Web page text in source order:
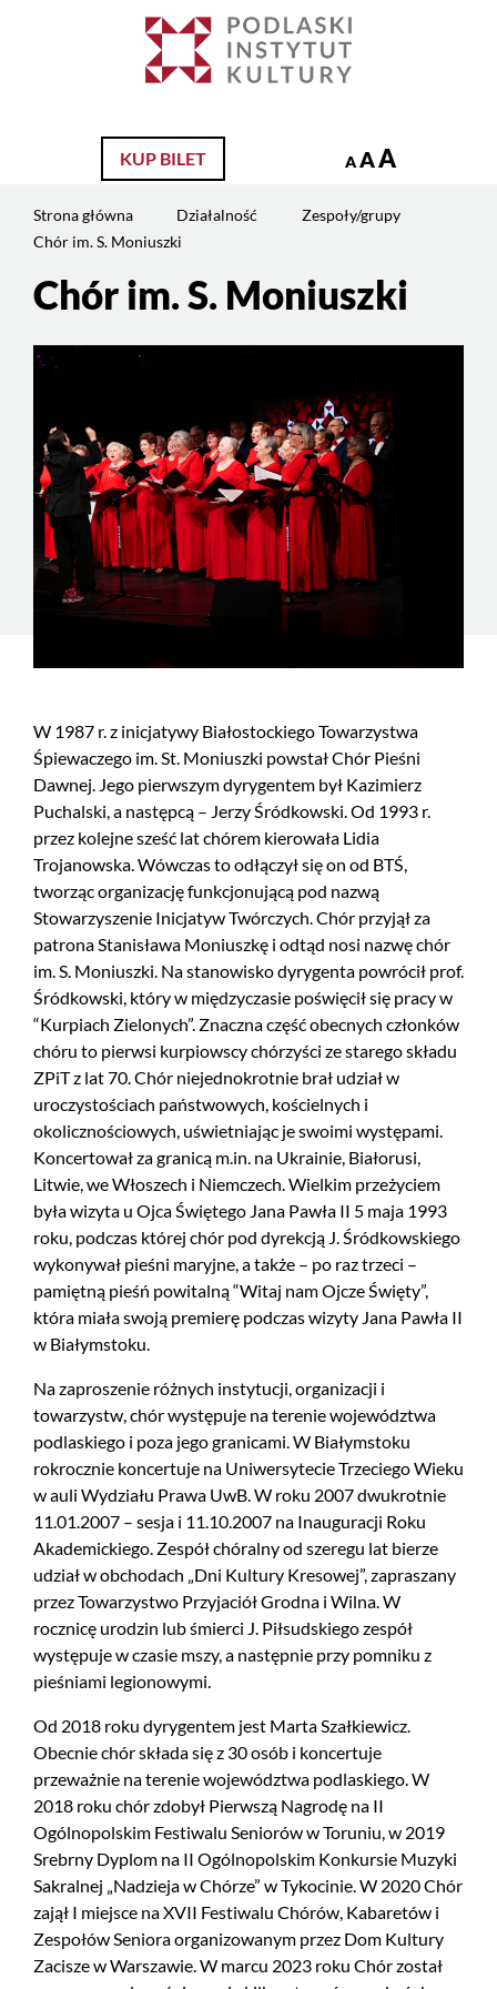
KUP BILET A AA
Strona główna Działalność
Zespoły/grupy
Chór im. S. Moniuszki
Treść
stronyChór im. S. Moniuszki
W 1987 r. z inicjatywy Białostockiego Towarzystwa
Śpiewaczego im. St. Moniuszki powstał Chór Pieśni
Dawnej. Jego pierwszym dyrygentem był Kazimierz
Puchalski, a następcą – Jerzy Śródkowski. Od 1993 r.
przez kolejne sześć lat chórem kierowała Lidia
Trojanowska. Wówczas to odłączył się on od BTŚ,
tworząc organizację funkcjonującą pod nazwą
Stowarzyszenie Inicjatyw Twórczych. Chór przyjął za
patrona Stanisława Moniuszkę i odtąd nosi nazwę chór
im. S. Moniuszki. Na stanowisko dyrygenta powrócił prof.
Śródkowski, który w międzyczasie poświęcił się pracy w
“Kurpiach Zielonych”. Znaczna część obecnych członków
chóru to pierwsi kurpiowscy chórzyści ze starego składu
ZPiT z lat 70. Chór niejednokrotnie brał udział w
uroczystościach państwowych, kościelnych i
okolicznościowych, uświetniając je swoimi występami.
Koncertował za granicą m.in. na Ukrainie, Białorusi,
Litwie, we Włoszech i Niemczech. Wielkim przeżyciem
była wizyta u Ojca Świętego Jana Pawła II 5 maja 1993
roku, podczas której chór pod dyrekcją J. Śródkowskiego
wykonywał pieśni maryjne, a także – po raz trzeci –
pamiętną pieśń powitalną “Witaj nam Ojcze Święty”,
która miała swoją premierę podczas wizyty Jana Pawła II
w Białymstoku.
Na zaproszenie różnych instytucji, organizacji i
towarzystw, chór występuje na terenie województwa
podlaskiego i poza jego granicami. W Białymstoku
rokrocznie koncertuje na Uniwersytecie Trzeciego Wieku
w auli Wydziału Prawa UwB. W roku 2007 dwukrotnie
11.01.2007 – sesja i 11.10.2007 na Inauguracji Roku
Akademickiego. Zespół chóralny od szeregu lat bierze
udział w obchodach „Dni Kultury Kresowej”, zapraszany
przez Towarzystwo Przyjaciół Grodna i Wilna. W
rocznicę urodzin lub śmierci J. Piłsudskiego zespół
występuje w czasie mszy, a następnie przy pomniku z
pieśniami legionowymi.
Od 2018 roku dyrygentem jest Marta Szałkiewicz.
Obecnie chór składa się z 30 osób i koncertuje
przeważnie na terenie województwa podlaskiego. W
2018 roku chór zdobył Pierwszą Nagrodę na II
Ogólnopolskim Festiwalu Seniorów w Toruniu, w 2019
Srebrny Dyplom na II Ogólnopolskim Konkursie Muzyki
Sakralnej „Nadzieja w Chórze” w Tykocinie. W 2020 Chór
zajął I miejsce na XVII Festiwalu Chórów, Kabaretów i
Zespołów Seniora organizowanym przez Dom Kultury
Zacisze w Warszawie. W marcu 2023 roku Chór został